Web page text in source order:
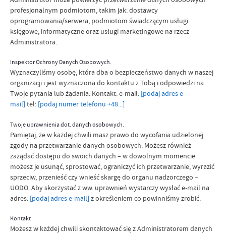
profesjonalnym podmiotom, takim jak: dostawcy
oprogramowania/serwera, podmiotom świadczącym usługi
księgowe, informatyczne oraz usługi marketingowe na rzecz
Administratora.
Inspektor Ochrony Danych Osobowych.
Wyznaczyliśmy osobę, która dba o bezpieczeństwo danych w naszej
organizacji i jest wyznaczona do kontaktu z Tobą i odpowiedzi na
Twoje pytania lub żądania. Kontakt: e-mail: [podaj adres e-
mail] tel: [podaj numer telefonu +48...]
Twoje uprawnienia dot. danych osobowych.
Pamiętaj, że w każdej chwili masz prawo do wycofania udzielonej
zgody na przetwarzanie danych osobowych. Możesz również
zażądać dostępu do swoich danych – w dowolnym momencie
możesz je usunąć, sprostować, ograniczyć ich przetwarzanie, wyrazić
sprzeciw, przenieść czy wnieść skargę do organu nadzorczego –
UODO. Aby skorzystać z ww. uprawnień wystarczy wysłać e-mail na
adres: [podaj adres e-mail] z określeniem co powinniśmy zrobić.
Kontakt
Możesz w każdej chwili skontaktować się z Administratorem danych